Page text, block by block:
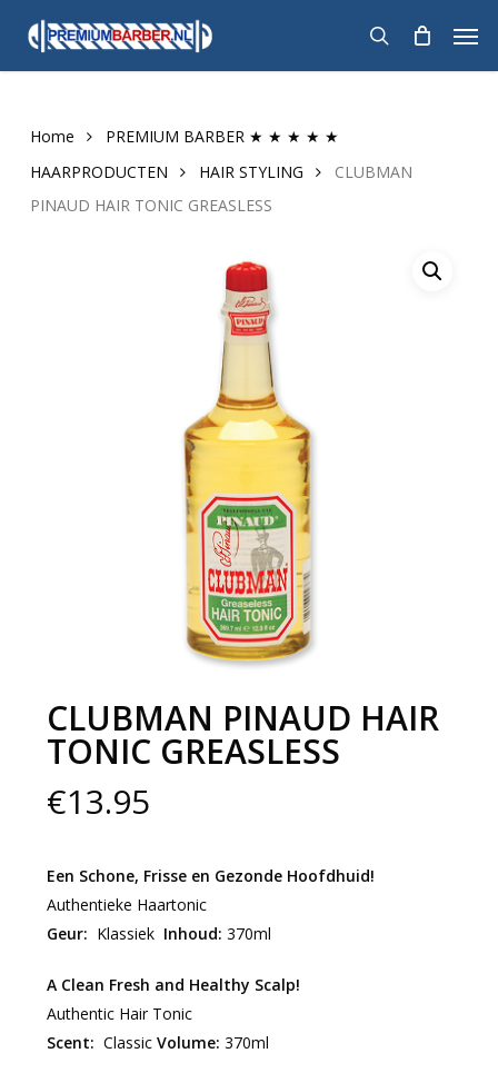
main
search
Home
PREMIUM BARBER ★ ★ ★ ★ ★
HAARPRODUCTEN
HAIR STYLING
CLUBMAN
PINAUD HAIR TONIC GREASLESS
CLUBMAN PINAUD HAIR
TONIC GREASLESS
€13.95
Een Schone, Frisse en Gezonde Hoofdhuid!
Authentieke Haartonic
Geur: Klassiek Inhoud: 370ml
A Clean Fresh and Healthy Scalp!
Authentic Hair Tonic
Scent: Classic Volume: 370ml